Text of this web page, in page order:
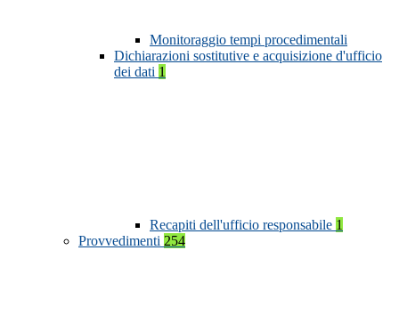
Monitoraggio tempi procedimentali
Dichiarazioni sostitutive e acquisizione d'ufficio
dei dati 1
Recapiti dell'ufficio responsabile 1
Provvedimenti 254